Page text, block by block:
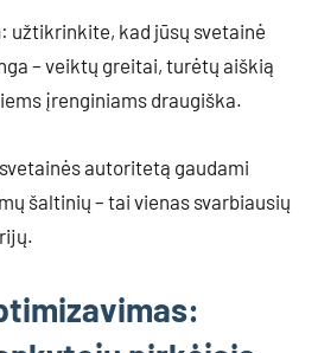
: užtikrinkite, kad jūsų svetainė
– veiktų greitai, turėtų aiškią
įrenginiams draugiška.
autoritetą gaudami
šaltinių – tai vienas svarbiausių